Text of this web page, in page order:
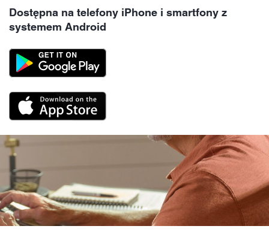
Dostępna na telefony iPhone i smartfony z
systemem Android